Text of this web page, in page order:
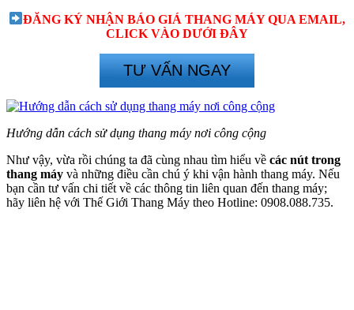
ĐĂNG KÝ NHẬN BÁO GIÁ THANG MÁY QUA EMAIL,
CLICK VÀO DƯỚI ĐÂY
TƯ VẤN NGAY
Hướng dẫn cách sử dụng thang máy nơi công cộng
Như vậy, vừa rồi chúng ta đã cùng nhau tìm hiểu về các nút trong
thang máy và những điều cần chú ý khi vận hành thang máy. Nếu
bạn cần tư vấn chi tiết về các thông tin liên quan đến thang máy;
hãy liên hệ với Thế Giới Thang Máy theo Hotline: 0908.088.735.